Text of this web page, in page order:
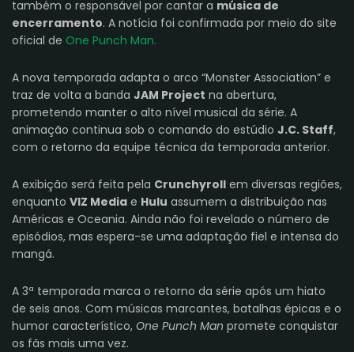
também o responsável por cantar a música de
encerramento. A notícia foi confirmada por meio do site
oficial de One Punch Man.
A nova temporada adapta o arco “Monster Association” e
traz de volta a banda JAM Project na abertura,
prometendo manter o alto nível musical da série. A
animação continua sob o comando do estúdio J.C. Staff,
com o retorno da equipe técnica da temporada anterior.
A exibição será feita pela Crunchyroll em diversas regiões,
enquanto VIZ Media e Hulu assumem a distribuição nas
Américas e Oceania. Ainda não foi revelado o número de
episódios, mas espera-se uma adaptação fiel e intensa do
mangá.
A 3ª temporada marca o retorno da série após um hiato
de seis anos. Com músicas marcantes, batalhas épicas e o
humor característico, One Punch Man promete conquistar
os fãs mais uma vez.